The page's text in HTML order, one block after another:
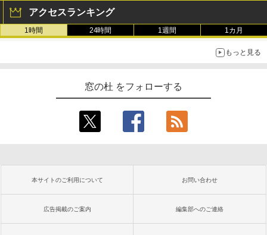
アクセスランキング
1時間 24時間 1週間 1カ月
もっと見る
窓の杜 をフォローする
本サイトのご利用について お問い合わせ
広告掲載のご案内 編集部へのご連絡